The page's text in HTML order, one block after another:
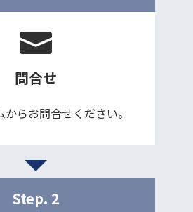
問合せ
らお問合せください。
Step. 2